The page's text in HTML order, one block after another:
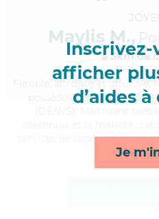
Inscrivez-
afficher
d’aides
Je
Maylis M.,
à 5km de
, altruiste et intuitive,
possède un diplôme d'État
services de rappels, repas,